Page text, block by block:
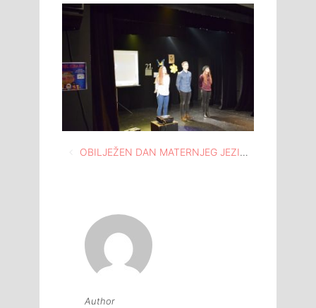
Navigacija
OBILJEŽEN DAN MATERNJEG JEZIKA NA KAMERNOJ SCENI DOMA MLADIH
Author